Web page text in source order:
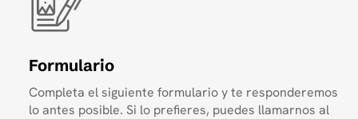
Formulario
Completa el siguiente formulario y te responderemos
lo antes posible. Si lo prefieres, puedes llamarnos al